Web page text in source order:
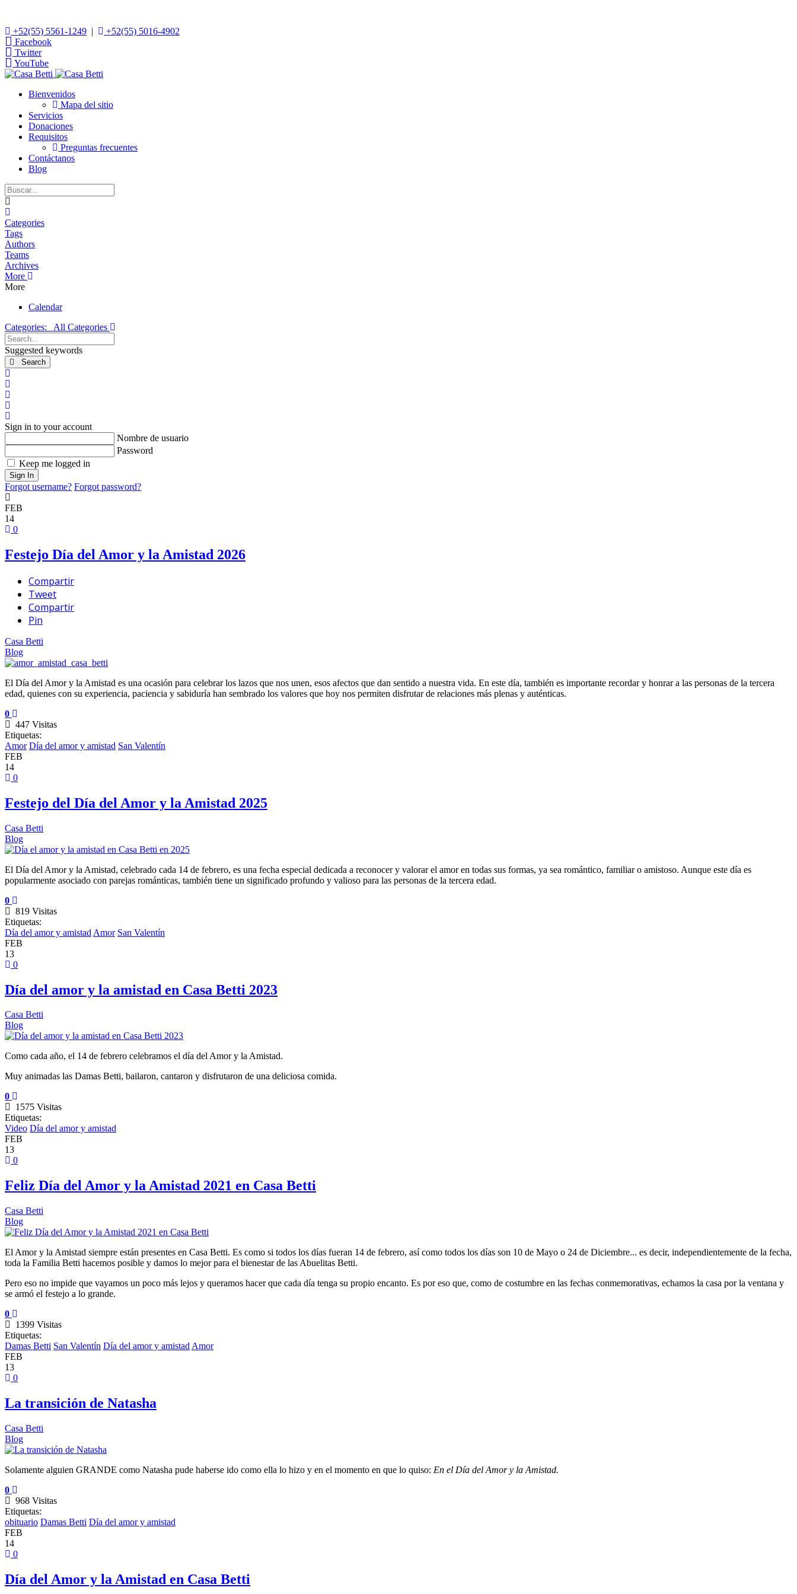
+52(55) 5561-1249 |
+52(55) 5016-4902
Facebook
Twitter
YouTube
Bienvenidos
Mapa del sitio
Servicios
Donaciones
Requisitos
Preguntas frecuentes
Contáctanos
Blog
Categories
Tags
Authors
Teams
Archives
More
More
Calendar
Categories:
All Categories
Search...
Suggested keywords
Search
Sign in to your account
Nombre de usuario
Password
Keep me logged in
Sign In
Forgot username? Forgot password?
FEB
14
0
Festejo Día del Amor y la Amistad 2026
Compartir
Tweet
Compartir
Pin
Casa Betti
Blog
El Día del Amor y la Amistad es una ocasión para celebrar los lazos que nos unen, esos afectos que dan sentido a nuestra vida. En este día, también es importante recordar y honrar a las personas de la tercera
edad, quienes con su experiencia, paciencia y sabiduría han sembrado los valores que hoy nos permiten disfrutar de relaciones más plenas y auténticas.
0
447 Visitas
Etiquetas:
Amor Día del amor y amistad San Valentín
FEB
14
0
Festejo del Día del Amor y la Amistad 2025
Casa Betti
Blog
El Día del Amor y la Amistad, celebrado cada 14 de febrero, es una fecha especial dedicada a reconocer y valorar el amor en todas sus formas, ya sea romántico, familiar o amistoso. Aunque este día es
popularmente asociado con parejas románticas, también tiene un significado profundo y valioso para las personas de la tercera edad.
0
819 Visitas
Etiquetas:
Día del amor y amistad Amor San Valentín
FEB
13
0
Día del amor y la amistad en Casa Betti 2023
Casa Betti
Blog
Como cada año, el 14 de febrero celebramos el día del Amor y la Amistad.
Muy animadas las Damas Betti, bailaron, cantaron y disfrutaron de una deliciosa comida.
0
1575 Visitas
Etiquetas:
Video Día del amor y amistad
FEB
13
0
Feliz Día del Amor y la Amistad 2021 en Casa Betti
Casa Betti
Blog
El Amor y la Amistad siempre están presentes en Casa Betti. Es como si todos los días fueran 14 de febrero, así como todos los días son 10 de Mayo o 24 de Diciembre... es decir, independientemente de la fecha,
toda la Familia Betti hacemos posible y damos lo mejor para el bienestar de las Abuelitas Betti.
Pero eso no impide que vayamos un poco más lejos y queramos hacer que cada día tenga su propio encanto. Es por eso que, como de costumbre en las fechas conmemorativas, echamos la casa por la ventana y
se armó el festejo a lo grande.
0
1399 Visitas
Etiquetas:
Damas Betti San Valentín Día del amor y amistad Amor
FEB
13
0
La transición de Natasha
Casa Betti
Blog
Solamente alguien GRANDE como Natasha pude haberse ido como ella lo hizo y en el momento en que lo quiso: En el Día del Amor y la Amistad.
0
968 Visitas
Etiquetas:
obituario Damas Betti Día del amor y amistad
FEB
14
0
Día del Amor y la Amistad en Casa Betti